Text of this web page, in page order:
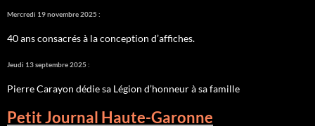
Mercredi 19 novembre 2025 :
40 ans consacrés à la conception d’affiches.
Jeudi 13 septembre 2025 :
Pierre Carayon dédie sa Légion d’honneur à sa famille
Petit Journal Haute-Garonne